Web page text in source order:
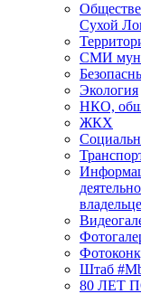
Сухой
СМИ
Экология
НКО,
ЖКХ
Штаб
80 ЛЕТ